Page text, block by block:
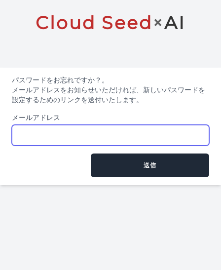
Cloud Seed×AI
パスワードをお忘れですか？。
メールアドレスをお知らせいただければ、新しいパスワードを
設定するためのリンクを送付いたします。
メールアドレス
送信